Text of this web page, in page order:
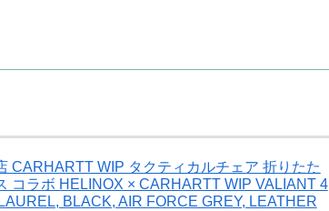
CARHARTT WIP タクティカルチェア 折りたた
コラボ HELINOX × CARHARTT WIP VALIANT 4
BLACK, AIR FORCE GREY, LEATHER